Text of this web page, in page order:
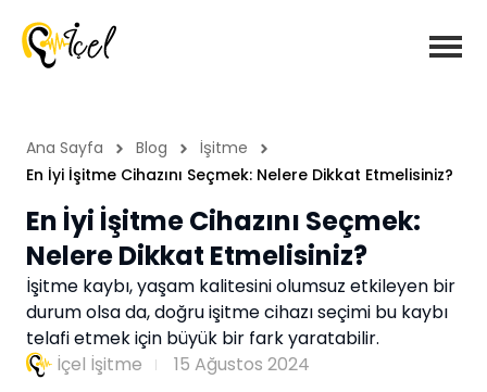
Ana Sayfa Blog
İşitme
En İyi İşitme Cihazını Seçmek: Nelere Dikkat Etmelisiniz?
En İyi İşitme Cihazını Seçmek:
Nelere Dikkat Etmelisiniz?
İşitme kaybı, yaşam kalitesini olumsuz etkileyen bir
durum olsa da, doğru işitme cihazı seçimi bu kaybı
telafi etmek için büyük bir fark yaratabilir.
İçel İşitme
15 Ağustos 2024